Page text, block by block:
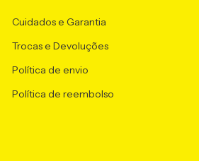
Cuidados e Garantia
Trocas e Devoluções
Política de envio
Política de reembolso